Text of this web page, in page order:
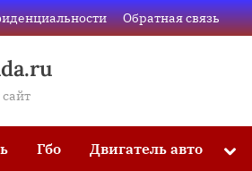
Обратная связь
Гбо Двигатель авто